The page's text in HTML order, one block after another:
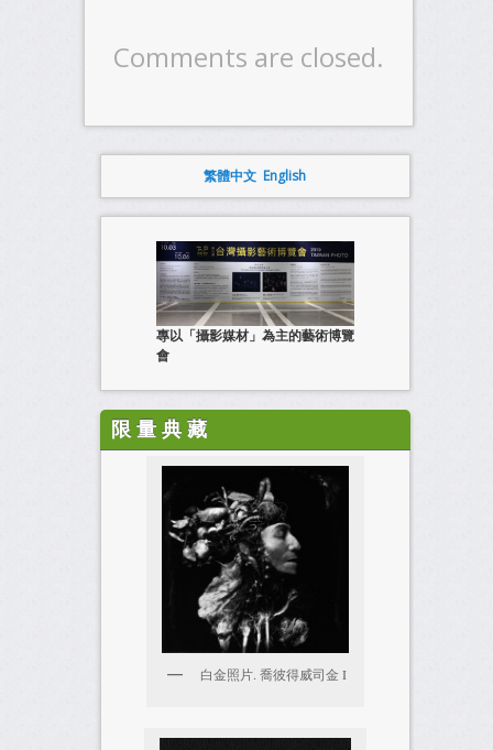
Comments are closed.
繁體中文 English
專以「攝影媒材」為主的藝術博覽
會
限 量 典 藏
白金照片. 喬彼得威司金 I